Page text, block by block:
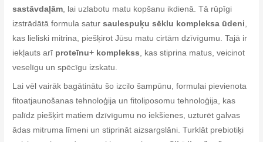
sastāvdaļām, lai uzlabotu matu kopšanu ikdienā. Tā rūpīgi
izstrādātā formula satursaulespuķu sēklu kompleksa ūdeni,
kas lieliski mitrina, piešķirot Jūsu matu cirtām dzīvīgumu. Tajā ir
iekļauts arī proteīnu+ komplekss, kas stiprina matus, veicinot
veselīgu un spēcīgu izskatu.
Lai vēl vairāk bagātinātu šo izcilo šampūnu, formulai pievienota
fitoatjaunošanas tehnoloģija un fitoliposomu tehnoloģija, kas
palīdz piešķirt matiem dzīvīgumu no iekšienes, uzturēt galvas
ādas mitruma līmeni un stiprināt aizsargslāni. Turklāt prebiotiķi